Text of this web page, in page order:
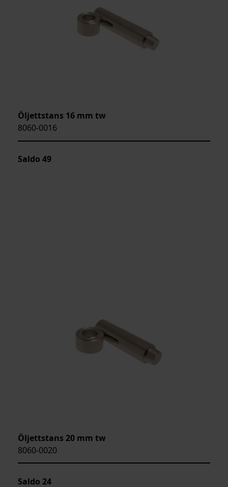
Öljettstans 16 mm tw
8060-0016
Saldo 49
Öljettstans 20 mm tw
8060-0020
Saldo 24